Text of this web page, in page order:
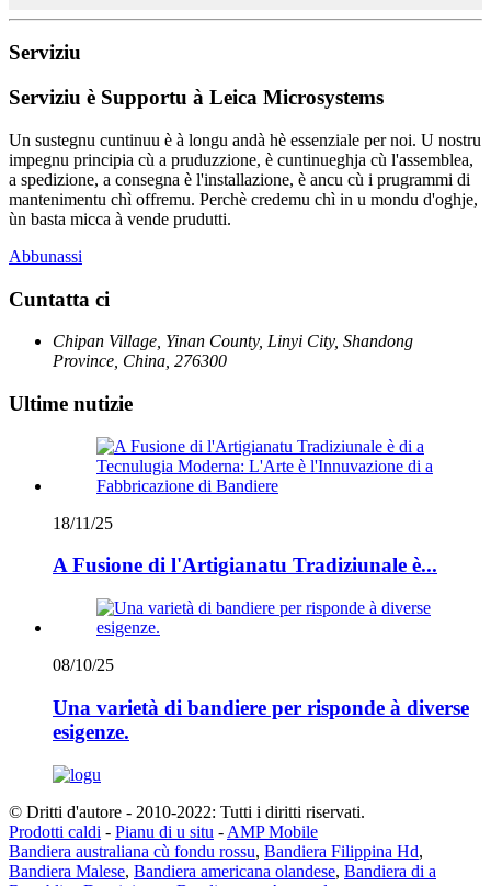
Serviziu
Serviziu è Supportu à Leica Microsystems
Un sustegnu cuntinuu è à longu andà hè essenziale per noi. U nostru
impegnu principia cù a pruduzzione, è cuntinueghja cù l'assemblea,
a spedizione, a consegna è l'installazione, è ancu cù i prugrammi di
mantenimentu chì offremu. Perchè credemu chì in u mondu d'oghje,
ùn basta micca à vende prudutti.
Abbunassi
Cuntatta ci
Chipan Village, Yinan County, Linyi City, Shandong
Province, China, 276300
Ultime nutizie
18/11/25
A Fusione di l'Artigianatu Tradiziunale è...
08/10/25
Una varietà di bandiere per risponde à diverse
esigenze.
© Dritti d'autore - 2010-2022: Tutti i diritti riservati.
Prodotti caldi - Pianu di u situ - AMP Mobile
Bandiera australiana cù fondu rossu, Bandiera Filippina Hd,
Bandiera Malese, Bandiera americana olandese, Bandiera di a